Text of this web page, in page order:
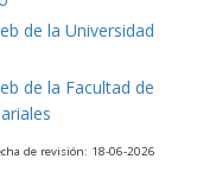
de la Universidad
de la Facultad de
de revisión: 18-06-2026